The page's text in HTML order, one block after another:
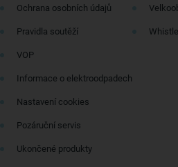
Ochrana osobních údajů
Pravidla soutěží
VOP
Informace o elektroodpadech
Nastavení cookies
Pozáruční servis
Ukončené produkty